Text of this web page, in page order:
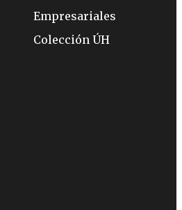
Empresariales
Colección ÚH